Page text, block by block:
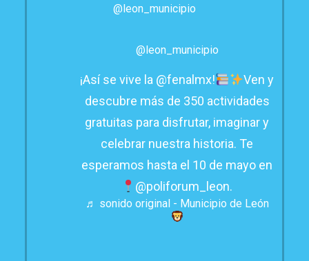
@leon_municipio
@leon_municipio
¡Así se vive la @fenalmx!
Ven y
descubre más de 350 actividades
gratuitas para disfrutar, imaginar y
celebrar nuestra historia. Te
esperamos hasta el 10 de mayo en
@poliforum_leon.
♬ sonido original - Municipio de León